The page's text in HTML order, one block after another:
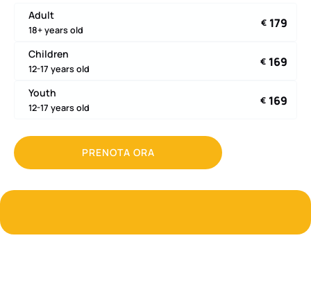
Adult
18+ years old
€ 179
Children
12-17 years old
€ 169
Youth
12-17 years old
€ 169
PRENOTA ORA